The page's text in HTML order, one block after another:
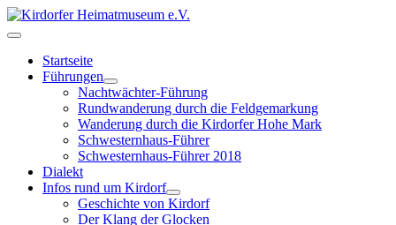
Startseite
Führungen
Nachtwächter-Führung
Rundwanderung durch die Feldgemarkung
Wanderung durch die Kirdorfer Hohe Mark
Schwesternhaus-Führer
Schwesternhaus-Führer 2018
Dialekt
Infos rund um Kirdorf
Geschichte von Kirdorf
Der Klang der Glocken